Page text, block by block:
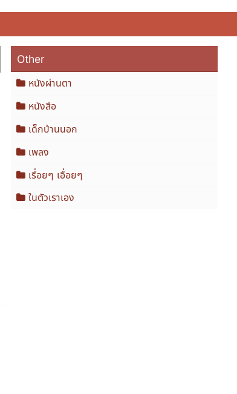
Other
หนังผ่านตา
หนังสือ
เด็กบ้านนอก
เพลง
เรื่อยๆ เอื่อยๆ
ในตัวเราเอง